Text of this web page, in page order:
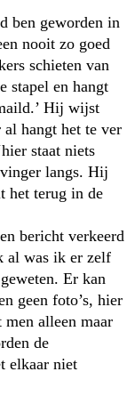
ben geworden in
nooit zo goed
schieten van
stapel en hangt
Hij wijst
hangt het te ver
staat niets
langs. Hij
het terug in de
bericht verkeerd
al was ik er zelf
Er kan
geen foto’s, hier
alleen maar
de
elkaar niet